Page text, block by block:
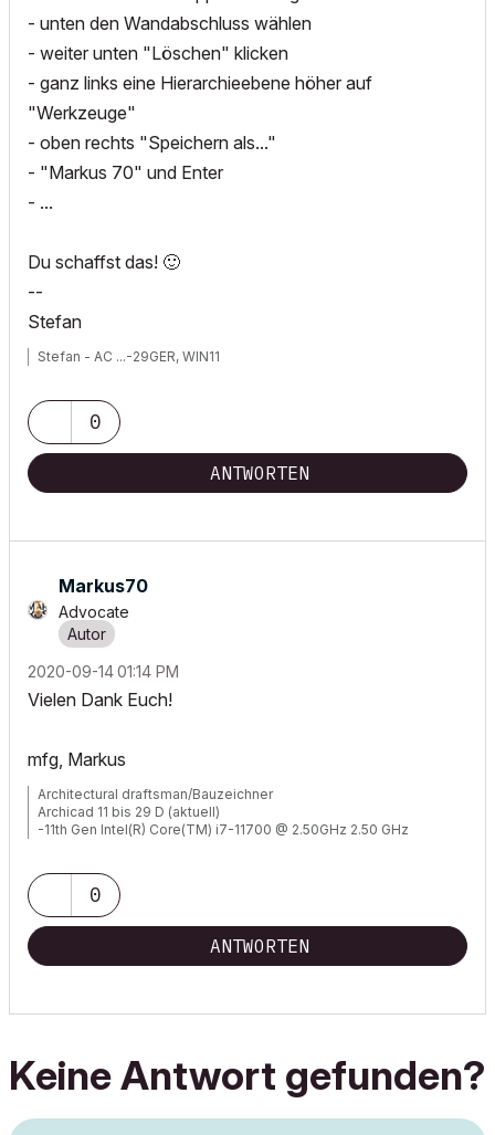
- unten den Wandabschluss wählen
- weiter unten "Löschen" klicken
- ganz links eine Hierarchieebene höher auf
"Werkzeuge"
- oben rechts "Speichern als..."
- "Markus 70" und Enter
- ...
Du schaffst das! 🙂
--
Stefan
Stefan - AC ...-29GER, WIN11
0
ANTWORTEN
Markus70
Advocate
‎2020-09-1401:14 PM
Vielen Dank Euch!
mfg, Markus
Architectural draftsman/Bauzeichner
Archicad 11 bis 29 D (aktuell)
-11th Gen Intel(R) Core(TM) i7-11700 @ 2.50GHz 2.50 GHz
-NVIDIA Quadro RTX 4000
-Canon TM 300 + Scanner
0
ANTWORTEN
Keine Antwort gefunden?